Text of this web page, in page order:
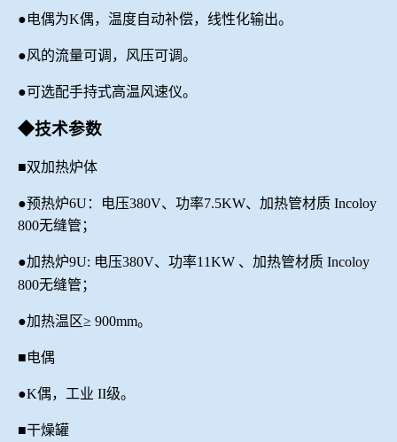
●电偶为K偶，温度自动补偿，线性化输出。
●风的流量可调，风压可调。
●可选配手持式高温风速仪。
◆技术参数
■双加热炉体
●预热炉6U：电压380V、功率7.5KW、加热管材质 Incoloy
800无缝管；
●加热炉9U: 电压380V、功率11KW 、加热管材质 Incoloy
800无缝管；
●加热温区≥ 900mm。
■电偶
●K偶，工业 II级。
■干燥罐